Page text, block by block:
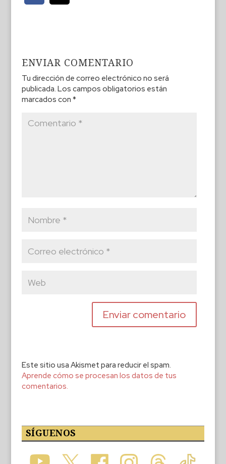
ENVIAR COMENTARIO
Tu dirección de correo electrónico no será
publicada. Los campos obligatorios están
marcados con *
Este sitio usa Akismet para reducir el spam.
Aprende cómo se procesan los datos de tus
comentarios.
SÍGUENOS